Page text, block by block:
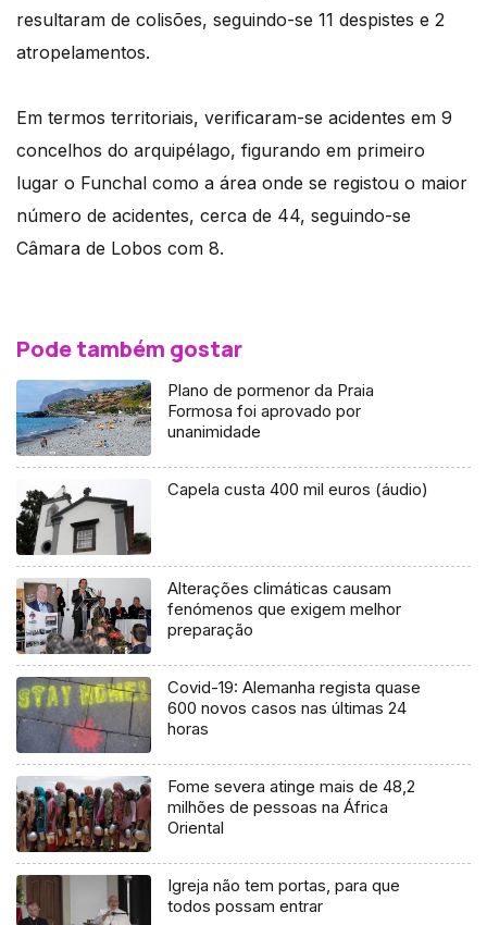
resultaram de colisões, seguindo-se 11 despistes e 2
atropelamentos.
Em termos territoriais, verificaram-se acidentes em 9
concelhos do arquipélago, figurando em primeiro
lugar o Funchal como a área onde se registou o maior
número de acidentes, cerca de 44, seguindo-se
Câmara de Lobos com 8.
Pode também gostar
Plano de pormenor da Praia
Formosa foi aprovado por
unanimidade
Capela custa 400 mil euros (áudio)
Alterações climáticas causam
fenómenos que exigem melhor
preparação
Covid-19: Alemanha regista quase
600 novos casos nas últimas 24
horas
Fome severa atinge mais de 48,2
milhões de pessoas na África
Oriental
Igreja não tem portas, para que
todos possam entrar